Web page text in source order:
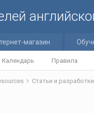
магазин
Календарь Правила